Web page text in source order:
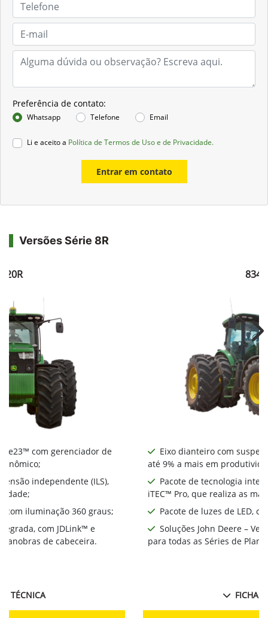
Preferência de contato:
Whatsapp Telefone Email
Li e aceito a Política de Termos de Uso e de Privacidade.
Entrar em contato
Versões Série 8R
e23™ com gerenciador de
independente (ILS),
com iluminação 360 graus;
com JDLink™ e
de cabeceira.
TÉCNICA
Eixo dianteiro com
até 9% a mais em
Pacote de tecnologia
iTEC™ Pro, que realiza as
Pacote de luzes de LED,
Soluções John Deere –
para todas as Séries de
FICHA